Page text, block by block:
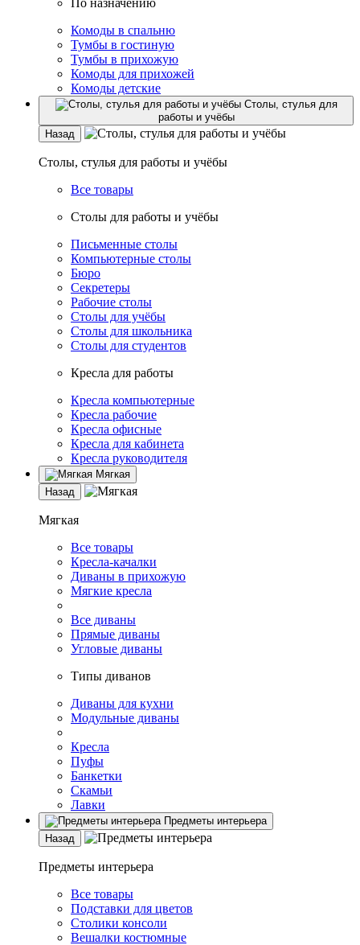
По назначению
Комоды в спальню
Тумбы в гостиную
Тумбы в прихожую
Комоды для прихожей
Комоды детские
Столы, стулья для
работы и учёбы
Назад
Столы, стулья для работы и учёбы
Все товары
Столы для работы и учёбы
Письменные столы
Компьютерные столы
Бюро
Секретеры
Рабочие столы
Столы для учёбы
Столы для школьника
Столы для студентов
Кресла для работы
Кресла компьютерные
Кресла рабочие
Кресла офисные
Кресла для кабинета
Кресла руководителя
Мягкая
Назад
Мягкая
Все товары
Кресла-качалки
Диваны в прихожую
Мягкие кресла
Все диваны
Прямые диваны
Угловые диваны
Типы диванов
Диваны для кухни
Модульные диваны
Кресла
Пуфы
Банкетки
Скамьи
Лавки
Предметы интерьера
Назад
Предметы интерьера
Все товары
Подставки для цветов
Столики консоли
Вешалки костюмные